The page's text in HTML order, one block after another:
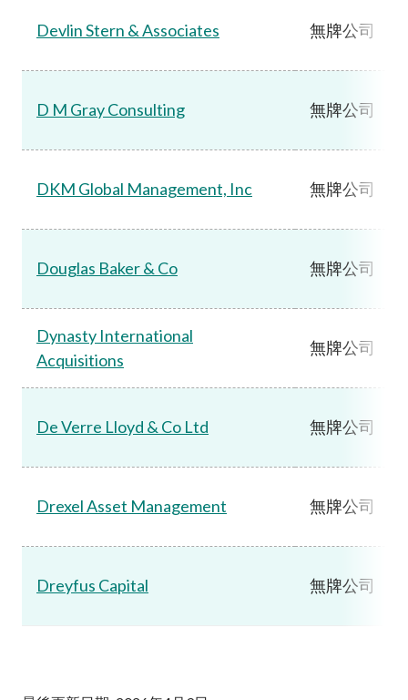
Devlin Stern & Associates 無牌公司
D M Gray Consulting 無牌公司
DKM Global Management, Inc 無牌公司
Douglas Baker & Co 無牌公司
Dynasty International
Acquisitions
無牌公司
De Verre Lloyd & Co Ltd 無牌公司
Drexel Asset Management 無牌公司
Dreyfus Capital 無牌公司